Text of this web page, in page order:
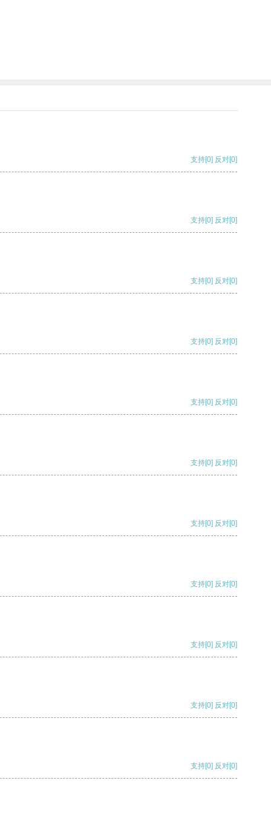
支持[0] 反对[0]
支持[0] 反对[0]
支持[0] 反对[0]
支持[0] 反对[0]
支持[0] 反对[0]
支持[0] 反对[0]
支持[0] 反对[0]
支持[0] 反对[0]
支持[0] 反对[0]
支持[0] 反对[0]
支持[0] 反对[0]